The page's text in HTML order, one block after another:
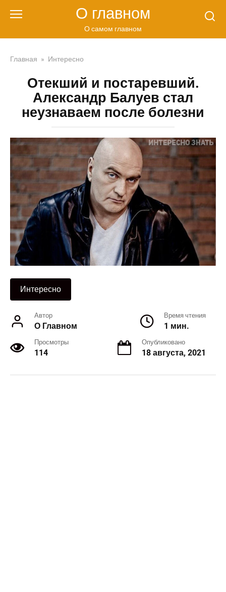
О главном
О самом главном
Главная » Интересно
Отекший и постаревший.
Александр Балуев стал
неузнаваем после болезни
Интересно
Автор
О Главном
Время чтения
1 мин.
Просмотры
114
Опубликовано
18 августа, 2021